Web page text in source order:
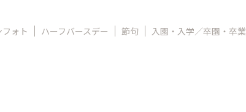
ォト ハーフバースデー 節句
入園・入学／卒園・卒業